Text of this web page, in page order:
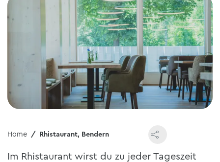
Home Rhistaurant, Bendern
Im Rhistaurant wirst du zu jeder Tageszeit